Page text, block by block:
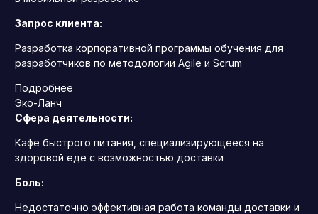
Запрос клиента:
Разработка корпоративной программы обучения для
разработчиков по методологии Agile и Scrum
Подробнее
Эко-Ланч
Сфера деятельности:
Кафе быстрого питания, специализирующееся на
здоровой еде с возможностью доставки
Боль:
Недостаточно эффективная работа команды доставки и